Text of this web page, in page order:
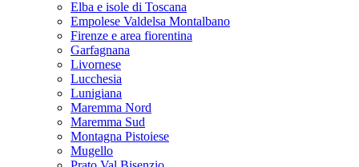
Elba e isole di Toscana
Empolese Valdelsa Montalbano
Firenze e area fiorentina
Garfagnana
Livornese
Lucchesia
Lunigiana
Maremma Nord
Maremma Sud
Montagna Pistoiese
Mugello